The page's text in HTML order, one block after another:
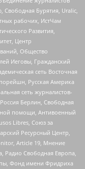
Свободная Бурятия, Uralic,
рабочих, ИстЧам
Развития,
Центр
Общество
Иеговы, Гражданский
сеть Восточная
Русская Америка
сеть журналистов-
Берлин, Свободная
помощи, Антивоенный
Libres, Союз за
Ресурсный Центр,
Article 19, Мнение
Радио Свободная Европа,
Фонд имени Фридриха